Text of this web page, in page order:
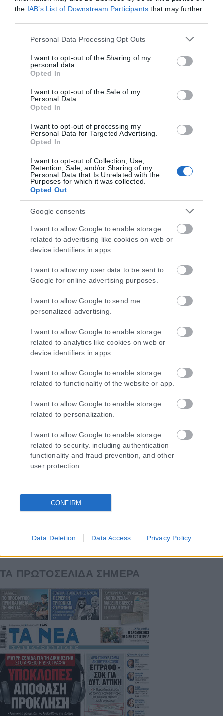
the IAB’s List of Downstream Participants that may further
Please note that this website/app uses one or more Google
but not limited to your visit or usage behaviour. You may
click to grant or deny consent to Google and its third-party
tags to use your data for below specified purposes in below
Google consent section.
Personal Data Processing Opt Outs
I want to opt-out of the Sharing of my
personal data.
Opted In
I want to opt-out of the Sale of my
Personal Data.
Opted In
I want to opt-out of processing my
Personal Data for Targeted Advertising.
Opted In
I want to opt-out of Collection, Use,
Retention, Sale, and/or Sharing of my
Personal Data that Is Unrelated with the
Purposes for which it was collected.
Opted Out
Google consents
I want to allow Google to enable storage
related to advertising like cookies on web or
device identifiers in apps.
I want to allow my user data to be sent to
Google for online advertising purposes.
I want to allow Google to send me
personalized advertising.
I want to allow Google to enable storage
related to analytics like cookies on web or
device identifiers in apps.
I want to allow Google to enable storage
related to functionality of the website or app.
I want to allow Google to enable storage
related to personalization.
I want to allow Google to enable storage
related to security, including authentication
functionality and fraud prevention, and other
user protection.
CONFIRM
Data Deletion Data Access Privacy Policy
Η εταιρεία με την επωνυμία “POLITICAL MEDIA GROUP A.E.” και κατ’
επέκταση η ιστοσελίδα που κατέχει αυτή “www.karfitsa.gr”
1ης Μαρτίου 2018 σχετικά με τα μέτρα για την αποτελεσματική
αντιμετώπιση του παράνομου περιεχομένου στο διαδίκτυο (L 63).
ΤΑ ΠΡΩΤΟΣΕΛΙΔΑ ΣΗΜΕΡΑ